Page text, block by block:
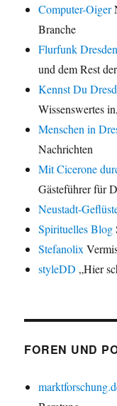
Computer-Oiger
Branche
Flurfunk Dresden
und dem Rest
Kennst Du
Wissenswertes
Menschen in
Nachrichten
Mit Cicerone
Gästeführer für
Neustadt-
Spirituelles Blog
Stefanolix
styleDD „Hier
FOREN UND